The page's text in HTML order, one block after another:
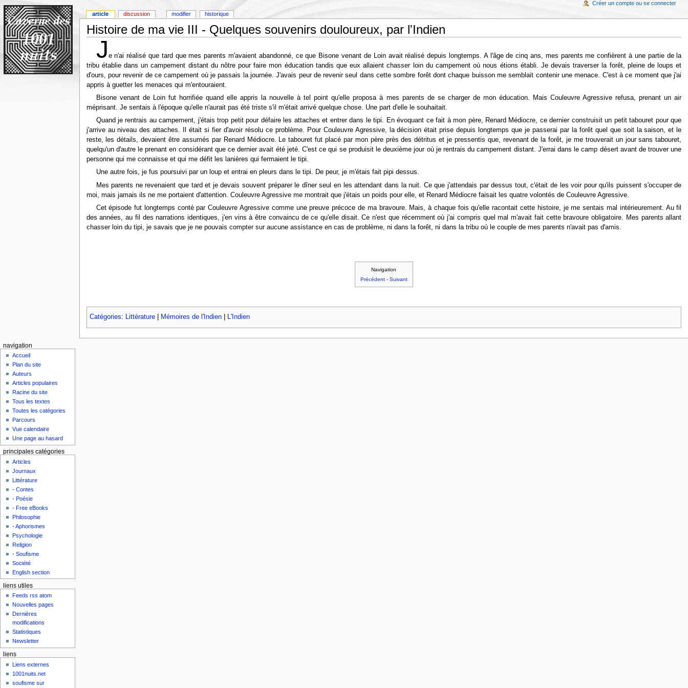
Histoire de ma vie III - Quelques souvenirs douloureux, par l'Indien
J e n'ai réalisé que tard que mes parents m'avaient abandonné, ce que Bisone venant de Loin avait réalisé depuis longtemps. A l'âge de cinq ans, mes parents me confièrent à une partie de la
tribu établie dans un campement distant du nôtre pour faire mon éducation tandis que eux allaient chasser loin du campement où nous étions établi. Je devais traverser la forêt, pleine de loups et
d'ours, pour revenir de ce campement où je passais la journée. J'avais peur de revenir seul dans cette sombre forêt dont chaque buisson me semblait contenir une menace. C'est à ce moment que j'ai
appris à guetter les menaces qui m'entouraient.
Bisone venant de Loin fut horrifiée quand elle appris la nouvelle à tel point qu'elle proposa à mes parents de se charger de mon éducation. Mais Couleuvre Agressive refusa, prenant un air
méprisant. Je sentais à l'époque qu'elle n'aurait pas été triste s'il m'était arrivé quelque chose. Une part d'elle le souhaitait.
Quand je rentrais au campement, j'étais trop petit pour défaire les attaches et entrer dans le tipi. En évoquant ce fait à mon père, Renard Médiocre, ce dernier construisit un petit tabouret pour que
j'arrive au niveau des attaches. Il était si fier d'avoir résolu ce problème. Pour Couleuvre Agressive, la décision était prise depuis longtemps que je passerai par la forêt quel que soit la saison, et le
reste, les détails, devaient être assumés par Renard Médiocre. Le tabouret fut placé par mon père près des détritus et je pressentis que, revenant de la forêt, je me trouverait un jour sans tabouret,
quelqu'un d'autre le prenant en considérant que ce dernier avait été jeté. C'est ce qui se produisit le deuxième jour où je rentrais du campement distant. J'errai dans le camp désert avant de trouver une
personne qui me connaisse et qui me défit les lanières qui fermaient le tipi.
Une autre fois, je fus poursuivi par un loup et entrai en pleurs dans le tipi. De peur, je m'étais fait pipi dessus.
Mes parents ne revenaient que tard et je devais souvent préparer le dîner seul en les attendant dans la nuit. Ce que j'attendais par dessus tout, c'était de les voir pour qu'ils puissent s'occuper de
moi, mais jamais ils ne me portaient d'attention. Couleuvre Agressive me montrait que j'étais un poids pour elle, et Renard Médiocre faisait les quatre volontés de Couleuvre Agressive.
Cet épisode fut longtemps conté par Couleuvre Agressive comme une preuve précoce de ma bravoure. Mais, à chaque fois qu'elle racontait cette histoire, je me sentais mal intérieurement. Au fil
des années, au fil des narrations identiques, j'en vins à être convaincu de ce qu'elle disait. Ce n'est que récemment où j'ai compris quel mal m'avait fait cette bravoure obligatoire. Mes parents allant
chasser loin du tipi, je savais que je ne pouvais compter sur aucune assistance en cas de problème, ni dans la forêt, ni dans la tribu où le couple de mes parents n'avait pas d'amis.
Navigation
Précédent- Suivant
Catégories: Littérature| Mémoires de l'Indien| L'Indien
article discussion modifier historique
Créer un compte ou se connecter
navigation
Accueil
Plan du site
Auteurs
Articles populaires
Racine du site
Tous les textes
Toutes les catégories
Parcours
Vue calendaire
Une page au hasard
principales catégories
Articles
Journaux
Littérature
- Contes
- Poésie
- Free eBooks
Philosophie
- Aphorismes
Psychologie
Religion
- Soufisme
Société
English section
liens utiles
Feeds rss atom
Nouvelles pages
Dernières
modifications
Statistiques
Newsletter
liens
Liens externes
1001nuits.net
soufisme sur